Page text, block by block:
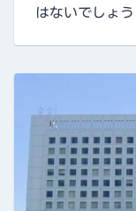
はないでしょう